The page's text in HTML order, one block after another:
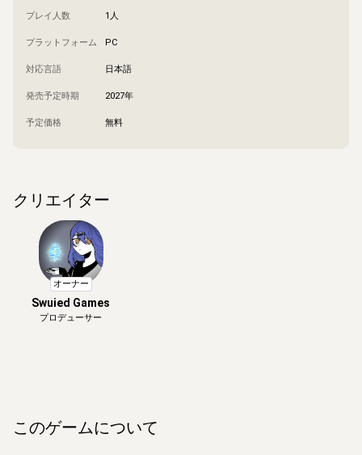
プレイ人数 1人
プラットフォーム PC
対応言語 日本語
発売予定時期 2027年
予定価格 無料
クリエイター
オーナー
Swuied Games
プロデューサー
このゲームについて